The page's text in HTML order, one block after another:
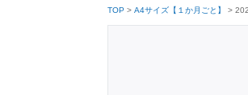
TOP A4サイズ【１か月ごと】